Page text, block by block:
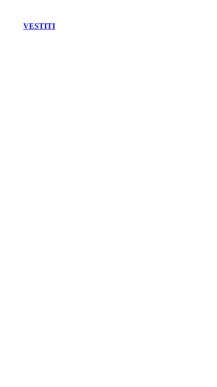
VESTITI